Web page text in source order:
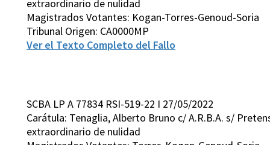
extraordinario de nulidad
Magistrados Votantes: Kogan-Torres-Genoud-Soria
Tribunal Origen: CA0000MP
Ver el Texto Completo del Fallo
SCBA LP A 77834 RSI-519-22 I 27/05/2022
Carátula: Tenaglia, Alberto Bruno c/ A.R.B.A. s/
extraordinario de nulidad